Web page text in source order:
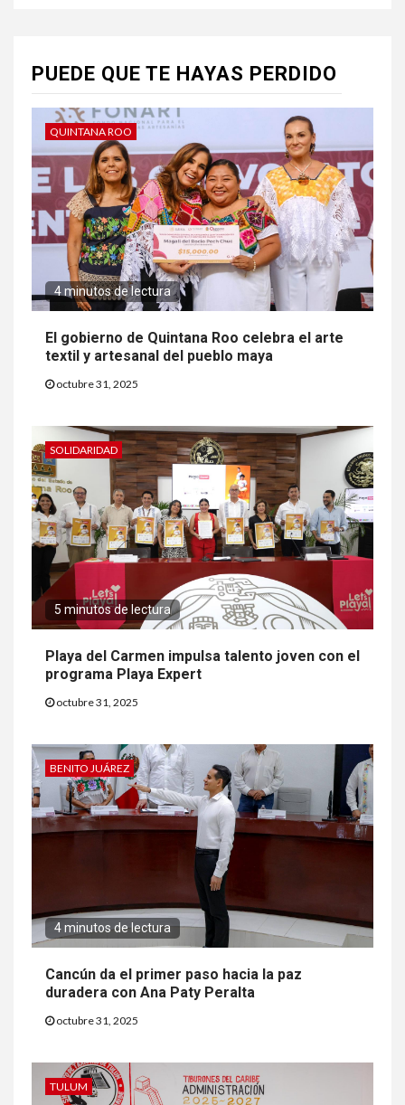
PUEDE QUE TE HAYAS PERDIDO
QUINTANA ROO
4 minutos de lectura
El gobierno de Quintana Roo celebra el arte
textil y artesanal del pueblo maya
octubre 31, 2025
SOLIDARIDAD
5 minutos de lectura
Playa del Carmen impulsa talento joven con el
programa Playa Expert
octubre 31, 2025
BENITO JUÁREZ
4 minutos de lectura
Cancún da el primer paso hacia la paz
duradera con Ana Paty Peralta
octubre 31, 2025
TULUM